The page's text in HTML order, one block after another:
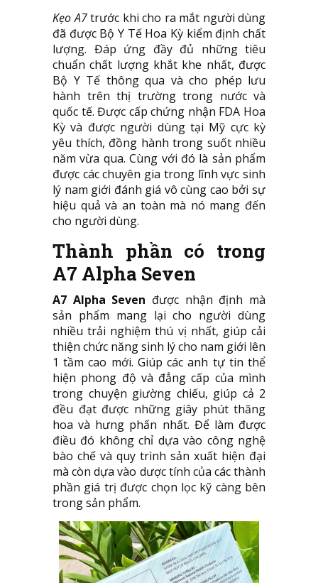
Kẹo A7trước khi cho ra mắt người dùng
đã được Bộ Y Tế Hoa Kỳ kiểm định chất
lượng. Đáp ứng đầy đủ những tiêu
chuẩn chất lượng khắt khe nhất, được
Bộ Y Tế thông qua và cho phép lưu
hành trên thị trường trong nước và
quốc tế. Được cấp chứng nhận FDA Hoa
Kỳ và được người dùng tại Mỹ cực kỳ
yêu thích, đồng hành trong suốt nhiều
năm vừa qua. Cùng với đó là sản phẩm
được các chuyên gia trong lĩnh vực sinh
lý nam giới đánh giá vô cùng cao bởi sự
hiệu quả và an toàn mà nó mang đến
cho người dùng.
Thành phần có trong
A7 Alpha Seven
A7 Alpha Seven được nhận định mà
sản phẩm mang lại cho người dùng
nhiều trải nghiệm thú vị nhất, giúp cải
thiện chức năng sinh lý cho nam giới lên
1 tầm cao mới. Giúp các anh tự tin thể
hiện phong độ và đẳng cấp của mình
trong chuyện giường chiếu, giúp cả 2
đều đạt được những giây phút thăng
hoa và hưng phấn nhất. Để làm được
điều đó không chỉ dựa vào công nghệ
bào chế và quy trình sản xuất hiện đại
mà còn dựa vào dược tính của các thành
phần giá trị được chọn lọc kỹ càng bên
trong sản phẩm.